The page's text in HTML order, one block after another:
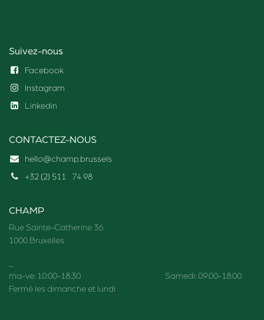
Suivez-nous
Facebook
Instagram
Linkedin
CONTACTEZ-NOUS
hello@champ.brussels
+32 (2) 511
74 98
CHAMP
Rue Sainte-Catherine 36
1000 Bruxelles
ma-ve: 10:00-18:30 Samedi: 09:00-18:00
Fermé les dimanche et lundi